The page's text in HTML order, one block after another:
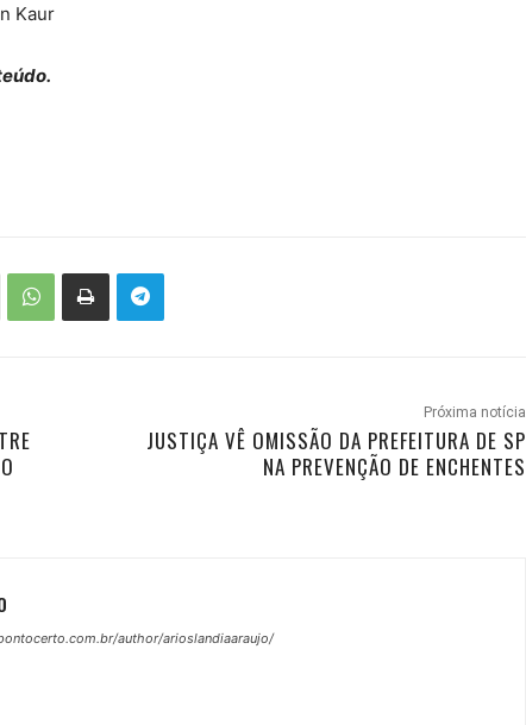
Kaur
Próxima notícia
JUSTIÇA VÊ OMISSÃO DA PREFEITURA DE SP
NA PREVENÇÃO DE ENCHENTES
author/arioslandiaaraujo/